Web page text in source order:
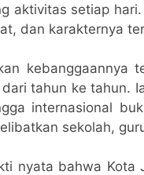
aktivitas setiap
dan karakternya
kebanggaannya
tahun ke tahun.
internasional
sekolah,
nyata bahwa Kota